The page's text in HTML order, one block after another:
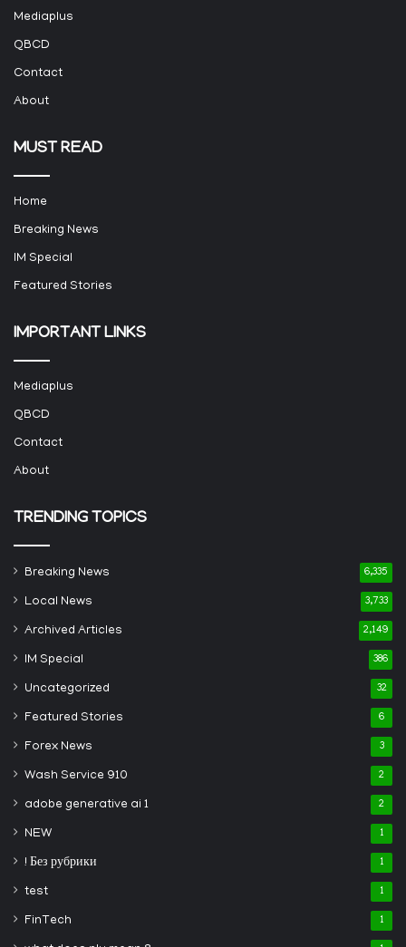
Mediaplus
QBCD
Contact
About
MUST READ
Home
Breaking News
IM Special
Featured Stories
IMPORTANT LINKS
Mediaplus
QBCD
Contact
About
TRENDING TOPICS
Breaking News 6,335
Local News 3,733
Archived Articles 2,149
IM Special 386
Uncategorized 32
Featured Stories 6
Forex News 3
Wash Service 910 2
adobe generative ai 1 2
NEW 1
! Без рубрики 1
test 1
FinTech 1